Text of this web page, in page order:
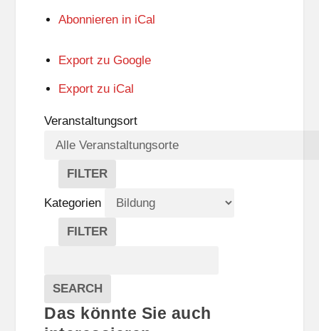
Abonnieren in iCal
Export zu Google
Export zu iCal
Veranstaltungsort
FILTER
V
E
R
A
A
L
T
Kategorien
FILTER
E
G
O
Veranstaltungen
SEARCH
Das könnte Sie auch